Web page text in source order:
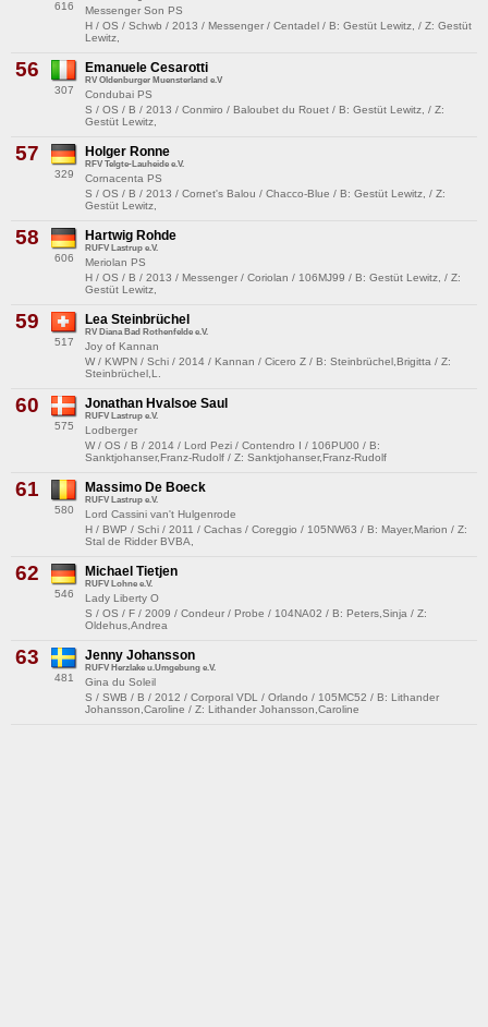
616
Messenger Son PS
H / OS / Schwb / 2013 / Messenger / Centadel / B: Gestüt Lewitz, / Z: Gestüt
Lewitz,
56
307
Emanuele Cesarotti
RV Oldenburger Muensterland e.V
Condubai PS
S / OS / B / 2013 / Conmiro / Baloubet du Rouet / B: Gestüt Lewitz, / Z:
Gestüt Lewitz,
57
329
Holger Ronne
RFV Telgte-Lauheide e.V.
Cornacenta PS
S / OS / B / 2013 / Cornet's Balou / Chacco-Blue / B: Gestüt Lewitz, / Z:
Gestüt Lewitz,
58
606
Hartwig Rohde
RUFV Lastrup e.V.
Meriolan PS
H / OS / B / 2013 / Messenger / Coriolan / 106MJ99 / B: Gestüt Lewitz, / Z:
Gestüt Lewitz,
59
517
Lea Steinbrüchel
RV Diana Bad Rothenfelde e.V.
Joy of Kannan
W / KWPN / Schi / 2014 / Kannan / Cicero Z / B: Steinbrüchel,Brigitta / Z:
Steinbrüchel,L.
60
575
Jonathan Hvalsoe Saul
RUFV Lastrup e.V.
Lodberger
W / OS / B / 2014 / Lord Pezi / Contendro I / 106PU00 / B:
Sanktjohanser,Franz-Rudolf / Z: Sanktjohanser,Franz-Rudolf
61
580
Massimo De Boeck
RUFV Lastrup e.V.
Lord Cassini van't Hulgenrode
H / BWP / Schi / 2011 / Cachas / Coreggio / 105NW63 / B: Mayer,Marion / Z:
Stal de Ridder BVBA,
62
546
Michael Tietjen
RUFV Lohne e.V.
Lady Liberty O
S / OS / F / 2009 / Condeur / Probe / 104NA02 / B: Peters,Sinja / Z:
Oldehus,Andrea
63
481
Jenny Johansson
RUFV Herzlake u.Umgebung e.V.
Gina du Soleil
S / SWB / B / 2012 / Corporal VDL / Orlando / 105MC52 / B: Lithander
Johansson,Caroline / Z: Lithander Johansson,Caroline